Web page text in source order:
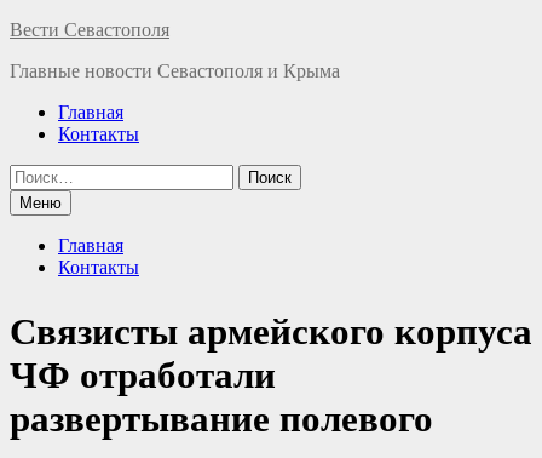
Перейти
содержимому
Вести Севастополя
Главные новости Севастополя и Крыма
Главная
Контакты
Найти:
Меню
Главная
Контакты
Связисты армейского корпуса
ЧФ отработали
развертывание полевого